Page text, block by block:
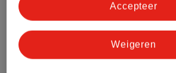
Bestel & Bezorginformatie
Bekijk ook
Weigeren
Accepteer